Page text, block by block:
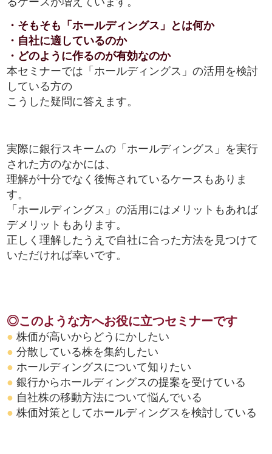
・そもそも「ホールディングス」とは何か
・自社に適しているのか
・どのように作るのが有効なのか
本セミナーでは「ホールディングス」の活用を検討
している方の
こうした疑問に答えます。
実際に銀行スキームの「ホールディングス」を実行
された方のなかには、
理解が十分でなく後悔されているケースもありま
す。
「ホールディングス」の活用にはメリットもあれば
デメリットもあります。
正しく理解したうえで自社に合った方法を見つけて
いただければ幸いです。
◎このような方へお役に立つセミナーです
● 株価が高いからどうにかしたい
● 分散している株を集約したい
● ホールディングスについて知りたい
● 銀行からホールディングスの提案を受けている
● 自社株の移動方法について悩んでいる
● 株価対策としてホールディングスを検討している